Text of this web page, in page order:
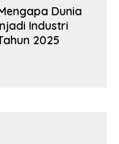
Dunia
Industri
2025